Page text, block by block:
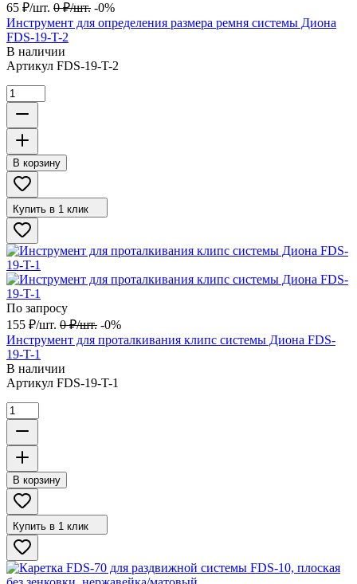
65 ₽/шт. 0 ₽/шт. -0%
Инструмент для определения размера ремня системы Диона
FDS-19-T-2
В наличии
Артикул FDS-19-T-2
В корзину
Купить в 1 клик
По запросу
155 ₽/шт. 0 ₽/шт. -0%
Инструмент для проталкивания клипс системы Диона FDS-
19-T-1
В наличии
Артикул FDS-19-T-1
В корзину
Купить в 1 клик